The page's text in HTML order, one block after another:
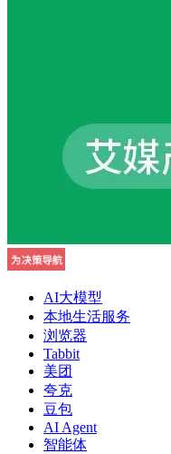
AI大模型
本地生活服务
浏览器
Tabbit
美团
夸克
豆包
AI Agent
智能体